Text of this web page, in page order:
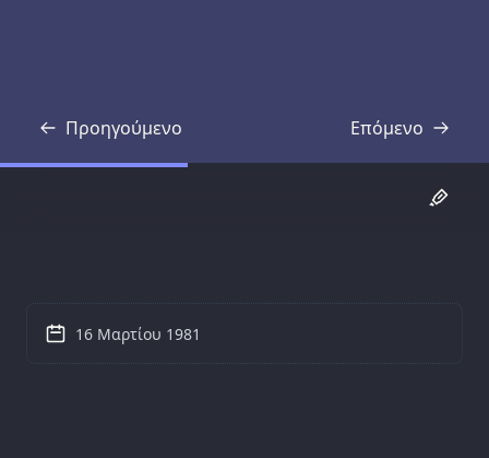
Προηγούμενο
Απομαγνητοφώνηση Επόμενο
16 Μαρτίου 1981